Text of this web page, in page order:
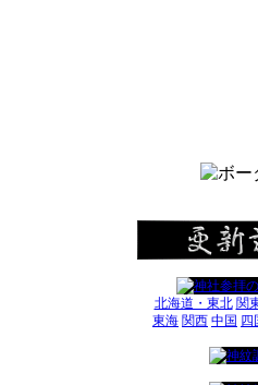
北海道・東北 関
東海 関西 中国 四